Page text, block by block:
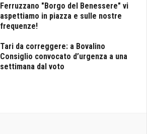
Ferruzzano "Borgo del Benessere" vi
aspettiamo in piazza e sulle nostre
frequenze!
Tari da correggere: a Bovalino
Consiglio convocato d’urgenza a una
settimana dal voto